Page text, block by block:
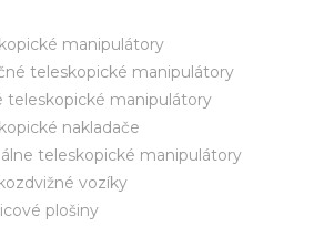
manipulátory
teleskopické manipulátory
teleskopické manipulátory
nakladače
teleskopické manipulátory
vozíky
plošiny